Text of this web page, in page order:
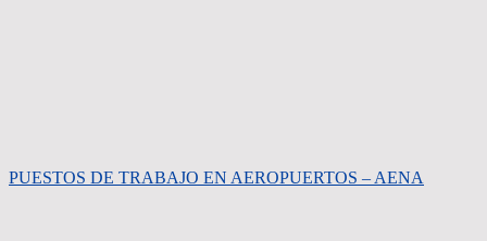
PUESTOS DE TRABAJO EN AEROPUERTOS – AENA